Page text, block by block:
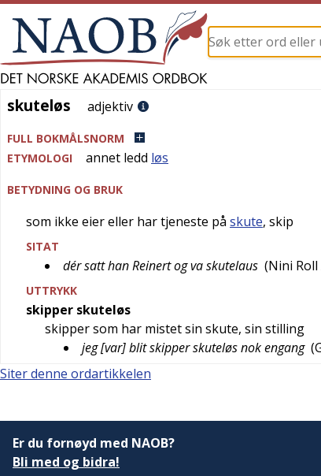
skuteløs
skuteløs adjektiv
FULL BOKMÅLSNORM
ETYMOLOGI
annet ledd løs
BETYDNING OG BRUK
som ikke eier eller har tjeneste på skute, skip
SITAT
dér satt han Reinert og va skutelaus (Nini
UTTRYKK
skipper skuteløs
skipper som har mistet sin skute, sin stilling
jeg [var] blit skipper skuteløs nok engang (
Siter denne ordartikkelen
Er du fornøyd med NAOB?
Bli med og bidra!